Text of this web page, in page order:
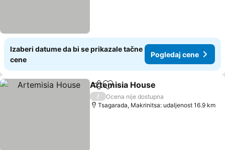
Izaberi datume da bi se prikazale tačne
cene
Pogledaj cene
Deli Dodati u favorite
Artemisia House
/
Ocena nije dostupna
Tsagarada, Makrinitsa: udaljenost 16.9 km